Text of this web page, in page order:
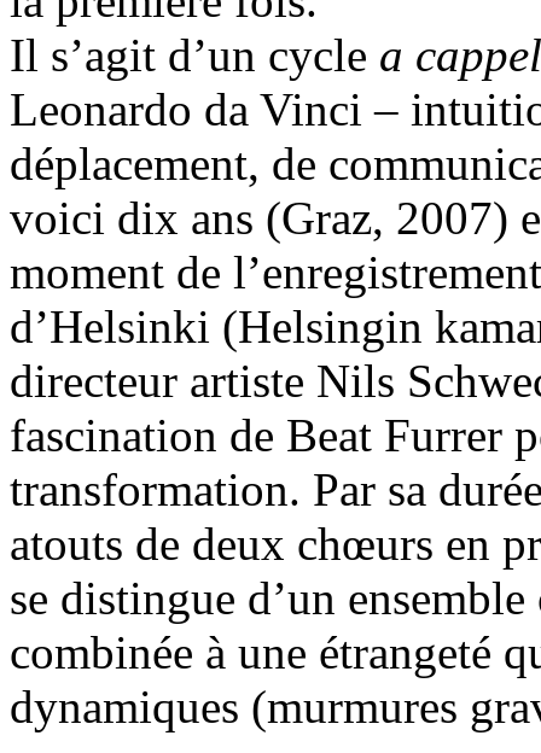
Il s’agit d’un cycle a
Leonardo da Vinci –
déplacement, de
voici dix ans (Graz, 2007)
moment de
d’Helsinki (Helsingin
directeur artiste Nils
fascination de Beat Furrer
transformation. Par sa
atouts de deux chœurs en
se distingue d’un
combinée à une étrangeté
dynamiques (murmures